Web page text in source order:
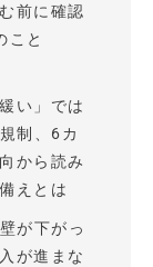
前に確認
こと
い」では
制、6カ
から読み
えとは
が下がっ
が進まな